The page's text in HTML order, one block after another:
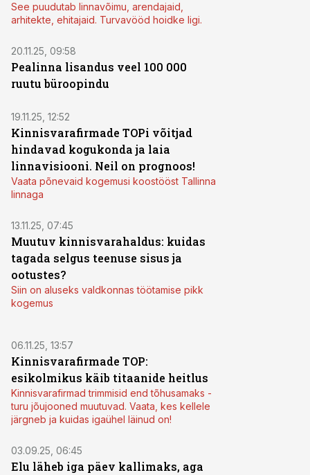
See puudutab linnavõimu, arendajaid,
arhitekte, ehitajaid. Turvavööd hoidke ligi.
20.11.25, 09:58
Pealinna lisandus veel 100 000
ruutu büroopindu
19.11.25, 12:52
Kinnisvarafirmade TOPi võitjad
hindavad kogukonda ja laia
linnavisiooni. Neil on prognoos!
Vaata põnevaid kogemusi koostööst Tallinna
linnaga
13.11.25, 07:45
Muutuv kinnisvarahaldus: kuidas
tagada selgus teenuse sisus ja
ootustes?
Siin on aluseks valdkonnas töötamise pikk
kogemus
06.11.25, 13:57
Kinnisvarafirmade TOP:
esikolmikus käib titaanide heitlus
Kinnisvarafirmad trimmisid end tõhusamaks -
turu jõujooned muutuvad. Vaata, kes kellele
järgneb ja kuidas igaühel läinud on!
03.09.25, 06:45
Elu läheb iga päev kallimaks, aga